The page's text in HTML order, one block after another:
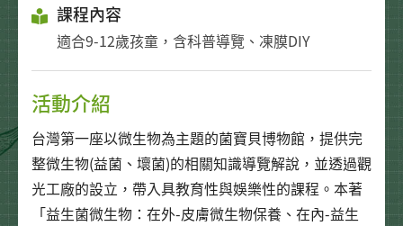
課程內容
適合9-12歲孩童，含科普導覽、凍膜DIY
活動介紹
台灣第一座以微生物為主題的菌寶貝博物館，提供完
整微生物(益菌、壞菌)的相關知識導覽解說，並透過觀
光工廠的設立，帶入具教育性與娛樂性的課程。本著
「益生菌微生物：在外-皮膚微生物保養、在內-益生